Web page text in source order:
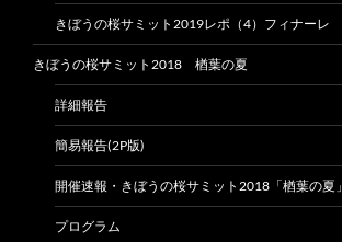
きぼうの桜サミット2019レポ（4）フィナーレ
きぼうの桜サミット2018 楢葉の夏
詳細報告
簡易報告(2P版)
開催速報・きぼうの桜サミット2018「楢葉の夏」
プログラム